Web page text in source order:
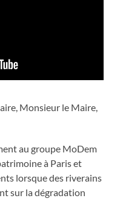
Monsieur le Maire,
au groupe MoDem
à Paris et
lorsque des riverains
sur la dégradation